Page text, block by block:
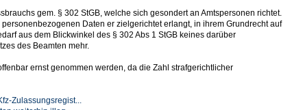
gem. § 302 StGB, welche sich gesondert an Amtspersonen richtet.
Daten er zielgerichtet erlangt, in ihrem Grundrecht auf
aus dem Blickwinkel des § 302 Abs 1 StGB keines darüber
des Beamten mehr.
ernst genommen werden, da die Zahl strafgerichtlicher
Zulassungsregist...